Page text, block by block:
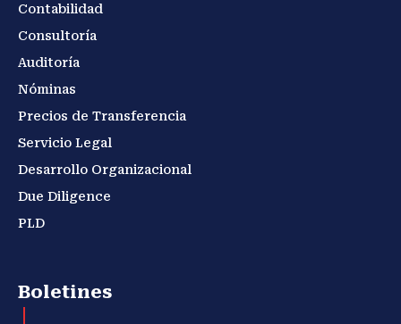
Contabilidad
Consultoría
Auditoría
Nóminas
Precios de Transferencia
Servicio Legal
Desarrollo Organizacional
Due Diligence
PLD
Boletines